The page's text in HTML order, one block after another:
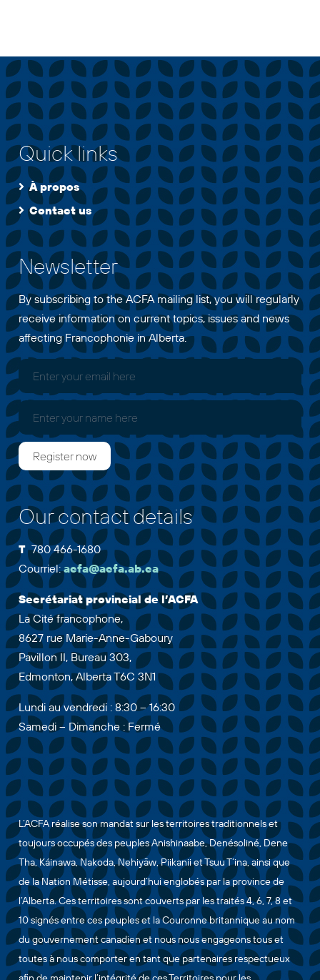
Quick links
À propos
Contact us
Newsletter
By subscribing to the ACFA mailing list, you will regularly
receive information on current topics, issues and news
affecting Francophonie in Alberta.
Our contact details
T780 466-1680
Courriel:acfa@acfa.ab.ca
Secrétariat provincial de l’ACFA
La Cité francophone,
8627 rue Marie-Anne-Gaboury
Pavillon II, Bureau 303,
Edmonton, Alberta T6C 3N1
Lundi au vendredi : 8:30 – 16:30
Samedi – Dimanche : Fermé
L’ACFA réalise son mandat sur les territoires traditionnels et
toujours occupés des peuples Anishinaabe, Denésoliné, Dene
Tha, Káinawa, Nakoda, Nehiyāw, Piikanii et Tsuu T’ina, ainsi que
de la Nation Métisse, aujourd’hui englobés par la province de
l’Alberta. Ces territoires sont couverts par les traités 4, 6, 7, 8 et
10 signés entre ces peuples et la Couronne britannique au nom
du gouvernement canadien et nous nous engageons tous et
toutes à nous comporter en tant que partenaires respectueux